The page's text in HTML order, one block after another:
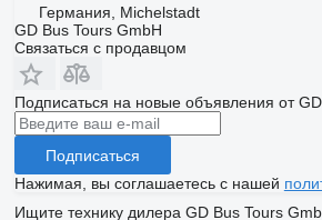
Германия, Michelstadt
GD Bus Tours GmbH
Связаться с продавцом
Подписаться на новые объявления от
Подписаться
Нажимая, вы соглашаетесь с нашей
Ищите технику дилера GD Bus Tours